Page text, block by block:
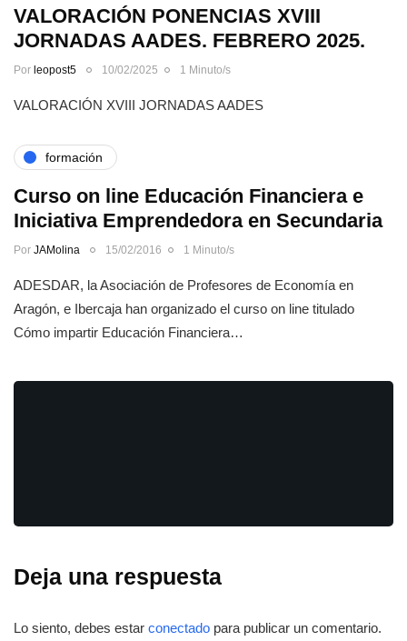
VALORACIÓN PONENCIAS XVIII
JORNADAS AADES. FEBRERO 2025.
Por leopost5 10/02/2025 1 Minuto/s
VALORACIÓN XVIII JORNADAS AADES
formación
Curso on line Educación Financiera e
Iniciativa Emprendedora en Secundaria
Por JAMolina 15/02/2016 1 Minuto/s
ADESDAR, la Asociación de Profesores de Economía en
Aragón, e Ibercaja han organizado el curso on line titulado
Cómo impartir Educación Financiera…
Deja una respuesta
Lo siento, debes estar conectado para publicar un comentario.